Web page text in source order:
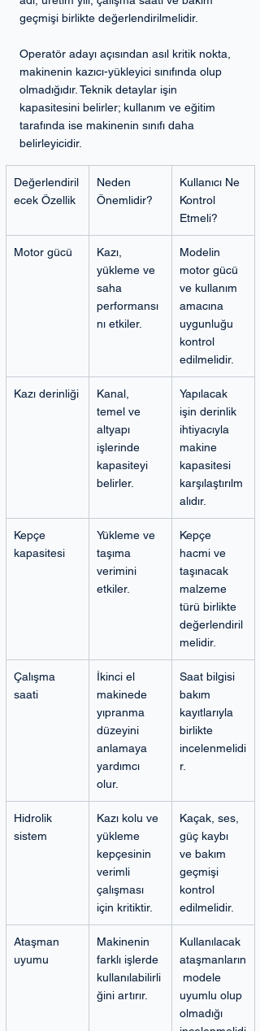
geçmişi birlikte değerlendirilmelidir.
Operatör adayı açısından asıl kritik nokta,
makinenin kazıcı-yükleyici sınıfında olup
olmadığıdır. Teknik detaylar işin
kapasitesini belirler; kullanım ve eğitim
tarafında ise makinenin sınıfı daha
belirleyicidir.
Değerlendiril
ecek Özellik
Neden
Önemlidir?
Kullanıcı Ne
Kontrol
Etmeli?
Motor gücü
Kazı,
yükleme ve
saha
performansı
nı etkiler.
Modelin
motor gücü
ve kullanım
amacına
uygunluğu
kontrol
edilmelidir.
Kazı derinliği
Kanal,
temel ve
altyapı
işlerinde
kapasiteyi
belirler.
Yapılacak
işin derinlik
ihtiyacıyla
makine
kapasitesi
karşılaştırılm
alıdır.
Kepçe
kapasitesi
Yükleme ve
taşıma
verimini
etkiler.
Kepçe
hacmi ve
taşınacak
malzeme
türü birlikte
değerlendiril
melidir.
Çalışma
saati
İkinci el
makinede
yıpranma
düzeyini
anlamaya
yardımcı
olur.
Saat bilgisi
bakım
kayıtlarıyla
birlikte
incelenmelidi
r.
Hidrolik
sistem
Kazı kolu ve
yükleme
kepçesinin
verimli
çalışması
için kritiktir.
Kaçak, ses,
güç kaybı
ve bakım
geçmişi
kontrol
edilmelidir.
Ataşman
uyumu
Makinenin
farklı işlerde
kullanılabilirli
ğini artırır.
Kullanılacak
ataşmanların
modele
uyumlu olup
olmadığı